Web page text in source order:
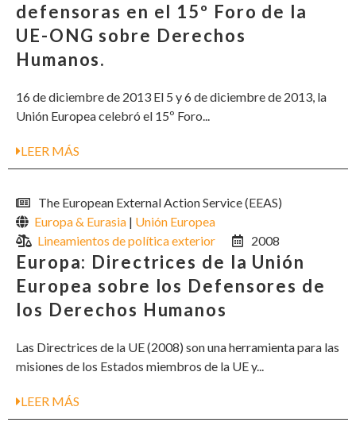
defensoras en el 15º Foro de la
UE-ONG sobre Derechos
Humanos.
16 de diciembre de 2013 El 5 y 6 de diciembre de 2013, la
Unión Europea celebró el 15º Foro...
LEER MÁS
The European External Action Service (EEAS)
Europa & Eurasia | Unión Europea
Lineamientos de política exterior
2008
Europa: Directrices de la Unión
Europea sobre los Defensores de
los Derechos Humanos
Las Directrices de la UE (2008) son una herramienta para las
misiones de los Estados miembros de la UE y...
LEER MÁS